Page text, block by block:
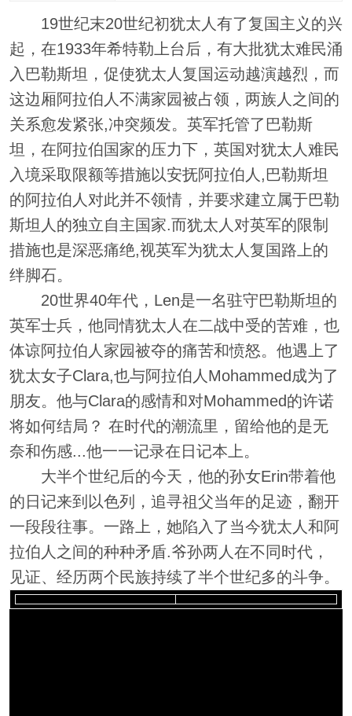
19世纪末20世纪初犹太人有了复国主义的兴
起，在1933年希特勒上台后，有大批犹太难民涌
入巴勒斯坦，促使犹太人复国运动越演越烈，而
这边厢阿拉伯人不满家园被占领，两族人之间的
关系愈发紧张,冲突频发。英军托管了巴勒斯
坦，在阿拉伯国家的压力下，英国对犹太人难民
入境采取限额等措施以安抚阿拉伯人,巴勒斯坦
的阿拉伯人对此并不领情，并要求建立属于巴勒
斯坦人的独立自主国家.而犹太人对英军的限制
措施也是深恶痛绝,视英军为犹太人复国路上的
绊脚石。
20世界40年代，Len是一名驻守巴勒斯坦的
英军士兵，他同情犹太人在二战中受的苦难，也
体谅阿拉伯人家园被夺的痛苦和愤怒。他遇上了
犹太女子Clara,也与阿拉伯人Mohammed成为了
朋友。他与Clara的感情和对Mohammed的许诺
将如何结局？ 在时代的潮流里，留给他的是无
奈和伤感...他一一记录在日记本上。
大半个世纪后的今天，他的孙女Erin带着他
的日记来到以色列，追寻祖父当年的足迹，翻开
一段段往事。一路上，她陷入了当今犹太人和阿
拉伯人之间的种种矛盾.爷孙两人在不同时代，
见证、经历两个民族持续了半个世纪多的斗争。